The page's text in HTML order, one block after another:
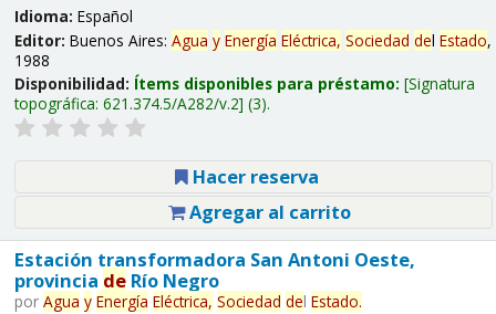
Idioma: Español
Editor: Buenos Aires: Agua y Energía Eléctrica, Sociedad del Estado,
1988
Disponibilidad: Ítems disponibles para préstamo: Signatura
topográfica: 621.374.5/A282/v.2 (3).
Hacer reserva
Agregar al carrito
Estación transformadora San Antoni Oeste,
provincia deRío Negro
por Agua y Energía Eléctrica, Sociedad del Estado.